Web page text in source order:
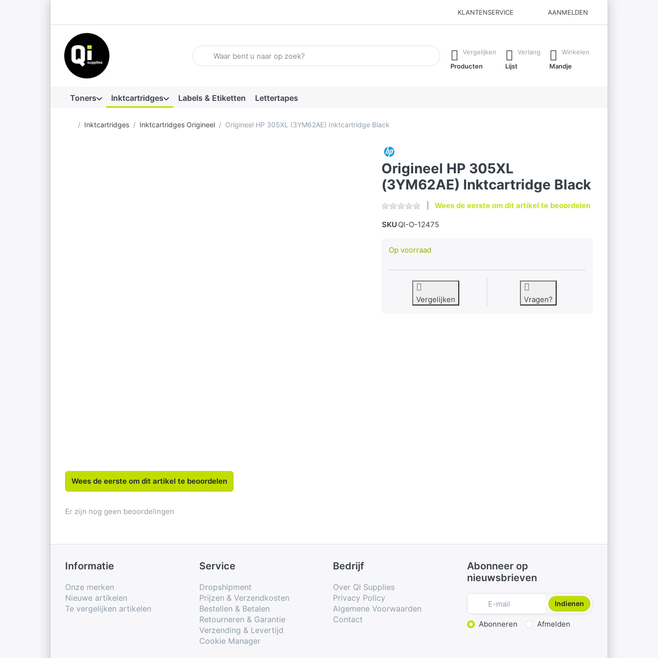
KLANTENSERVICE AANMELDEN
Voer een zoekterm in. De eerste resultaten verschijnen automatisch terwijl je typt. Druk op de Enter-toets om alle resultaten op te
Vergelijken
Producten
Verlang
Lijst
Winkelen
Mandje
Toners Inktcartridges Labels & Etiketten Lettertapes
Startpagina
Inktcartridges Inktcartridges Origineel Origineel HP 305XL (3YM62AE) Inktcartridge Black
Origineel HP 305XL
(3YM62AE) Inktcartridge Black
Wees de eerste om dit artikel te beoordelen
SKU QI-O-12475
Op voorraad
Vergelijken Vragen?
Wees de eerste om dit artikel te beoordelen
Er zijn nog geen beoordelingen
Informatie
Onze merken
Nieuwe artikelen
Te vergelijken artikelen
Service
Dropshipment
Prijzen & Verzendkosten
Bestellen & Betalen
Retourneren & Garantie
Verzending & Levertijd
Cookie Manager
Bedrijf
Over QI Supplies
Privacy Policy
Algemene Voorwaarden
Contact
Abonneer op
nieuwsbrieven
Indienen
Actie kiezen
Abonneren Afmelden